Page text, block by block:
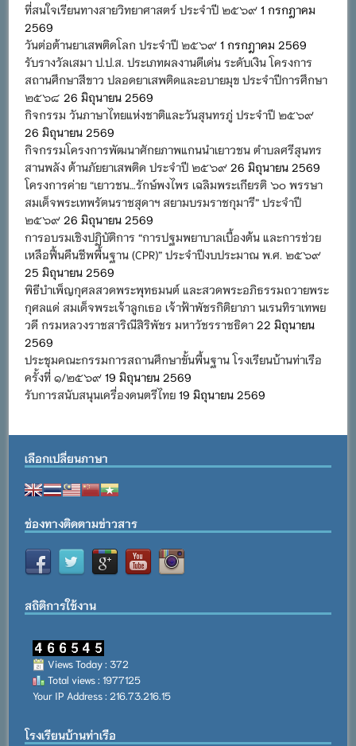
ที่สนใจเรียนทางสายวิทยาศาสตร์ ประจำปี ๒๕๖๙ 1 กรกฎาคม
2569
วันต่อต้านยาเสพติดโลก ประจำปี ๒๕๖๙ 1 กรกฎาคม 2569
รับรางวัลเสมา ป.ป.ส. ประเภทผลงานดีเด่น ระดับเงิน โครงการ
สถานศึกษาสีขาว ปลอดยาเสพติดและอบายมุข ประจำปีการศึกษา
๒๕๖๘ 26 มิถุนายน 2569
กิจกรรม วันภาษาไทยแห่งชาติและวันสุนทรภู่ ประจำปี ๒๕๖๙
26 มิถุนายน 2569
กิจกรรมโครงการพัฒนาศักยภาพแกนนำเยาวชน ตำบลศรีสุนทร
สานพลัง ต้านภัยยาเสพติด ประจำปี ๒๕๖๙ 26 มิถุนายน 2569
โครงการค่าย “เยาวชน…รักษ์พงไพร เฉลิมพระเกียรติ ๖๐ พรรษา
สมเด็จพระเทพรัตนราชสุดาฯ สยามบรมราชกุมารี” ประจำปี
๒๕๖๙ 26 มิถุนายน 2569
การอบรมเชิงปฏิบัติการ “การปฐมพยาบาลเบื้องต้น และการช่วย
เหลือฟื้นคืนชีพพื้นฐาน (CPR)” ประจำปีงบประมาณ พ.ศ. ๒๕๖๙
25 มิถุนายน 2569
พิธีบำเพ็ญกุศลสวดพระพุทธมนต์ และสวดพระอภิธรรมถวายพระ
กุศลแด่ สมเด็จพระเจ้าลูกเธอ เจ้าฟ้าพัชรกิติยาภา นเรนทิราเทพย
วดี กรมหลวงราชสาริณีสิริพัชร มหาวัชรราชธิดา 22 มิถุนายน
2569
ประชุมคณะกรรมการสถานศึกษาขั้นพื้นฐาน โรงเรียนบ้านท่าเรือ
ครั้งที่ ๑/๒๕๖๙ 19 มิถุนายน 2569
รับการสนับสนุนเครื่องดนตรีไทย 19 มิถุนายน 2569
เลือกเปลี่ยนภาษา
ช่องทางติดตามข่าวสาร
สถิติการใช้งาน
Views Today : 372
Total views : 1977125
Your IP Address : 216.73.216.15
โรงเรียนบ้านท่าเรือ